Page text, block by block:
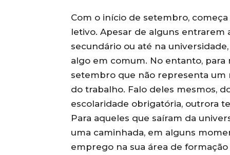
Com o início de setembro,
letivo. Apesar de alguns entrarem
secundário ou até na
algo em comum. No entanto,
setembro que não representa um
do trabalho. Falo deles mesmos,
escolaridade obrigatória, outrora
Para aqueles que saíram da
uma caminhada, em alguns
emprego na sua área de